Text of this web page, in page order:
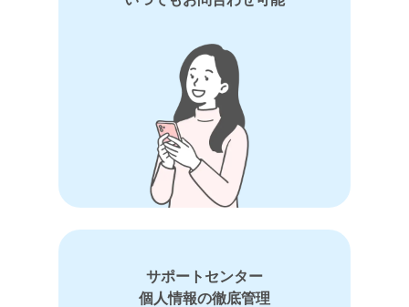
サポートセンター
個人情報の徹底管理